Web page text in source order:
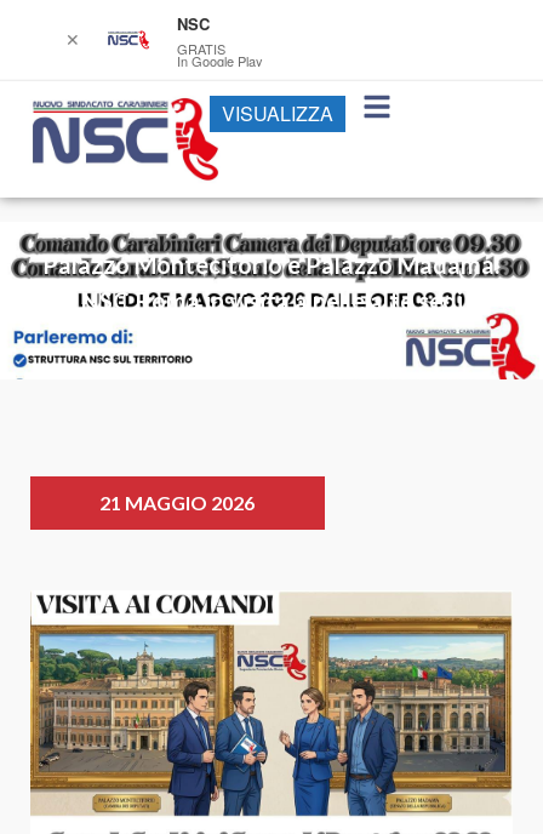
Palazzo Montecitorio e Palazzo Madama:
NSC Roma in visita a nelle alte sedi
21 MAGGIO 2026
✕
NSC
GRATIS
In Google Play
VISUALIZZA